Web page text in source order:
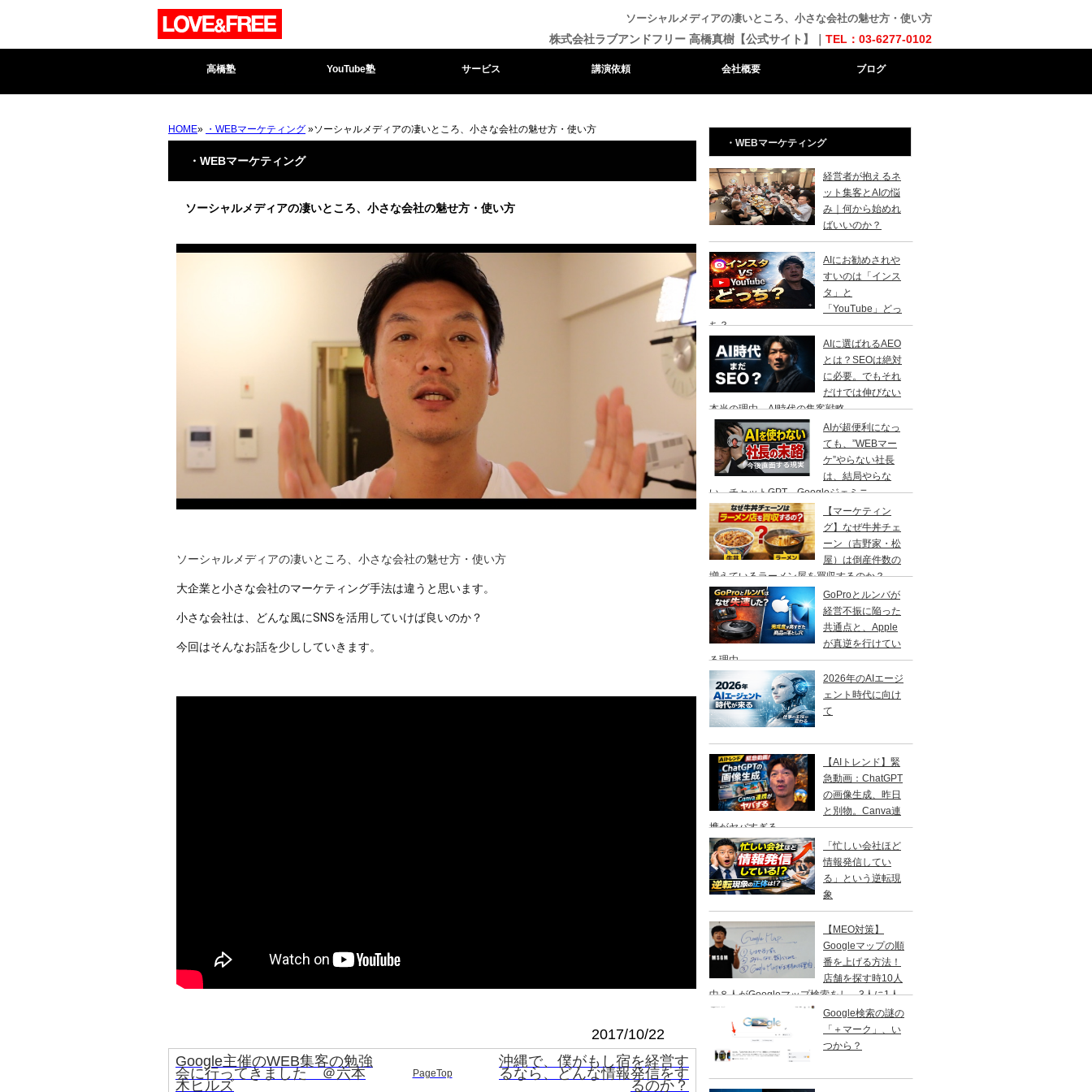
ソーシャルメディアの凄いところ、小さな会社の魅せ方・使い方
株式会社ラブアンドフリー 高橋真樹【公式サイト】｜ TEL：03-6277-0102
高橋塾 YouTube塾 サービス 講演依頼 会社概要 ブログ
HOME» ・WEBマーケティング »ソーシャルメディアの凄いところ、小さな会社の魅せ方・使い方
・WEBマーケティング
ソーシャルメディアの凄いところ、小さな会社の魅せ方・使い方
ソーシャルメディアの凄いところ、小さな会社の魅せ方・使い方
大企業と小さな会社のマーケティング手法は違うと思います。
小さな会社は、どんな風にSNSを活用していけば良いのか？
今回はそんなお話を少ししていきます。
2017/10/22
Google主催のWEB集客の勉強
会に行ってきました ＠六本
木ヒルズ
PageTop
沖縄で、僕がもし宿を経営す
るなら、どんな情報発信をす
るのか？
・WEBマーケティング
経営者が抱えるネ
ット集客とAIの悩
み｜何から始めれ
ばいいのか？
AIにお勧めされや
すいのは「インス
タ」と
「YouTube」どっ
ち？
AIに選ばれるAEO
とは？SEOは絶対
に必要。でもそれ
だけでは伸びない
本当の理由、AI時代の集客戦略
AIが超便利になっ
ても、”WEBマー
ケ”やらない社長
は、結局やらな
い。チャットGPT、Googleジェミニ
【マーケティン
グ】なぜ牛丼チェ
ーン（吉野家・松
屋）は倒産件数の
増えているラーメン屋を買収するのか？
GoProとルンバが
経営不振に陥った
共通点と、Apple
が真逆を行けてい
る理由
2026年のAIエージ
ェント時代に向け
て
【AIトレンド】緊
急動画：ChatGPT
の画像生成、昨日
と別物。Canva連
携がヤバすぎる
「忙しい会社ほど
情報発信してい
る」という逆転現
象
【MEO対策】
Googleマップの順
番を上げる方法！
店舗を探す時10人
中８人がGoogleマップ検索をし、3人に1人
は１日以内に来店する事を知ってますか？
Google検索の謎の
「＋マーク」、い
つから？